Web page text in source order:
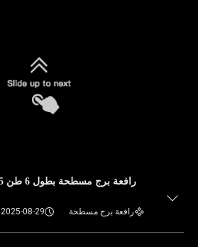
رافعة برج مسطحة 2025-08-29